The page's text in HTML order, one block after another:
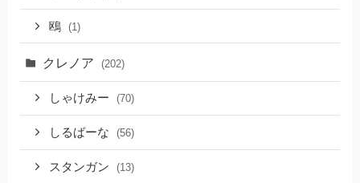
鴎 (1)
クレノア (202)
しゃけみー (70)
しるばーな (56)
スタンガン (13)